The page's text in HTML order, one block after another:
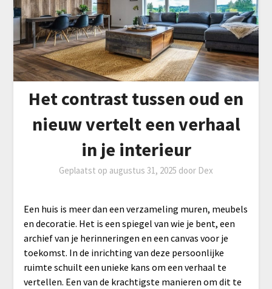
Het contrast tussen oud en
nieuw vertelt een verhaal
in je interieur
Geplaatst op augustus 31, 2025 door Dex
Een huis is meer dan een verzameling muren, meubels
en decoratie. Het is een spiegel van wie je bent, een
archief van je herinneringen en een canvas voor je
toekomst. In de inrichting van deze persoonlijke
ruimte schuilt een unieke kans om een verhaal te
vertellen. Een van de krachtigste manieren om dit te